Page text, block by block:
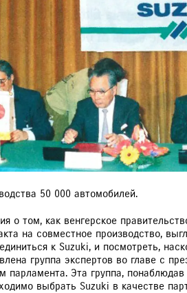
КАРТА SUZUKI
СЕРВИСА
ЗАПИСЬ НА ТО
50 000 автомобилей.
о том, как венгерское
на совместное производство,
к Suzuki, и посмотреть,
группа экспертов во главе с
парламента. Эта группа,
выбрать Suzuki в качестве